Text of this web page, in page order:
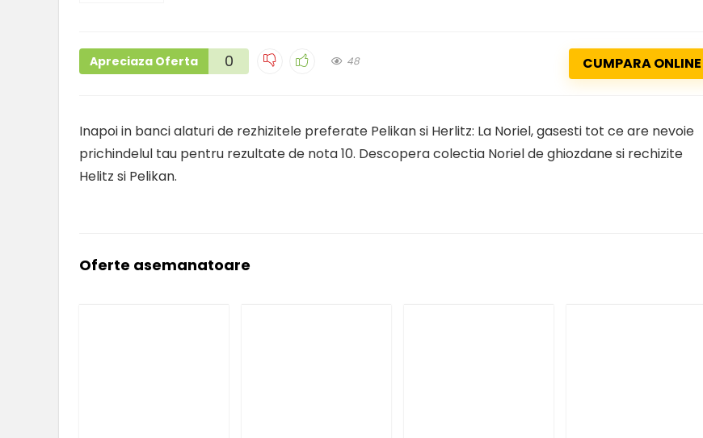
Apreciaza Oferta 0 48 CUMPARA ONLINE
Inapoi in banci alaturi de rezhizitele preferate Pelikan si Herlitz: La Noriel, gasesti tot ce are nevoie
prichindelul tau pentru rezultate de nota 10. Descopera colectia Noriel de ghiozdane si rechizite
Helitz si Pelikan.
Oferte asemanatoare